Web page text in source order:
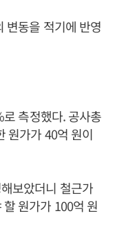
변동을 적기에 반영
측정했다. 공사총
원가가 40억 원이
보았더니 철근가
원가가 100억 원